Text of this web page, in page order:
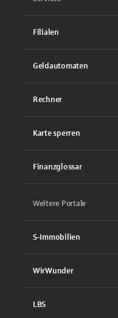
Filialen
Geldautomaten
Rechner
Karte sperren
Finanzglossar
Weitere Portale
S-Immobilien
WirWunder
LBS